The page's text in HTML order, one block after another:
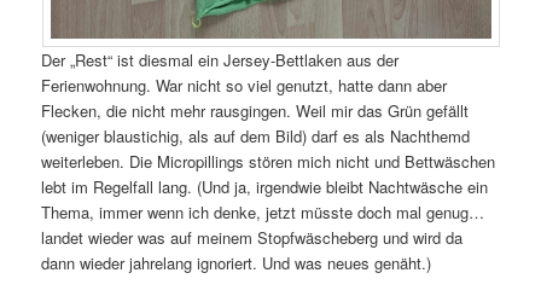
Der „Rest“ ist diesmal ein Jersey-Bettlaken aus der
Ferienwohnung. War nicht so viel genutzt, hatte dann aber
Flecken, die nicht mehr rausgingen. Weil mir das Grün gefällt
(weniger blaustichig, als auf dem Bild) darf es als Nachthemd
weiterleben. Die Micropillings stören mich nicht und Bettwäschen
lebt im Regelfall lang. (Und ja, irgendwie bleibt Nachtwäsche ein
Thema, immer wenn ich denke, jetzt müsste doch mal genug…
landet wieder was auf meinem Stopfwäscheberg und wird da
dann wieder jahrelang ignoriert. Und was neues genäht.)